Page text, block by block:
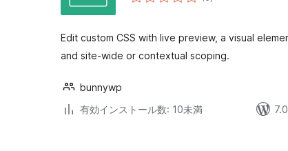
Edit custom CSS with live preview, a visual
and site-wide or contextual scoping.
bunnywp
有効インストール数: 10未満